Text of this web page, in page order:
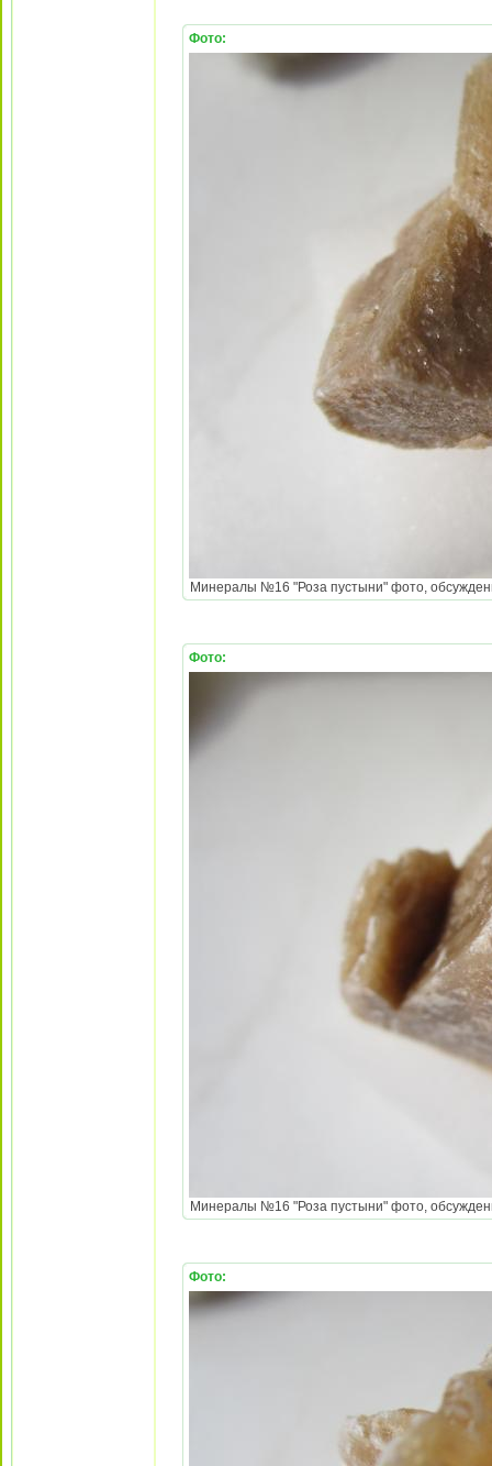
Фото:
Минералы №16 "Роза пустыни" фото,
Фото:
Минералы №16 "Роза пустыни" фото,
Фото: